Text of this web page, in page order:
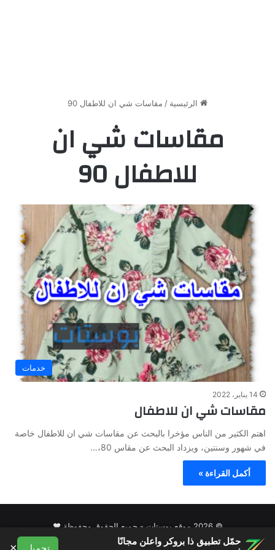
الرئيسية / مقاسات شي ان للاطفال 90
مقاسات شي ان
للاطفال 90
خدمات
14 يناير، 2022
مقاسات شي ان للاطفال
اهتم الكثير من الناس مؤخرا بالبحث عن مقاسات شي ان للاطفال خاصة
في شهور وسنتين، ويزداد البحث عن مقاس 80،…
أكمل القراءة »
© 2026 موقع بوستات - جميع الحقوق محفوظة ♥
من نحن
سياسة الخصوصية شروط الاستخدام اتصل بنا
حمّل تطبيق ذا بروكر واعلن مجانًا
تحميل ×